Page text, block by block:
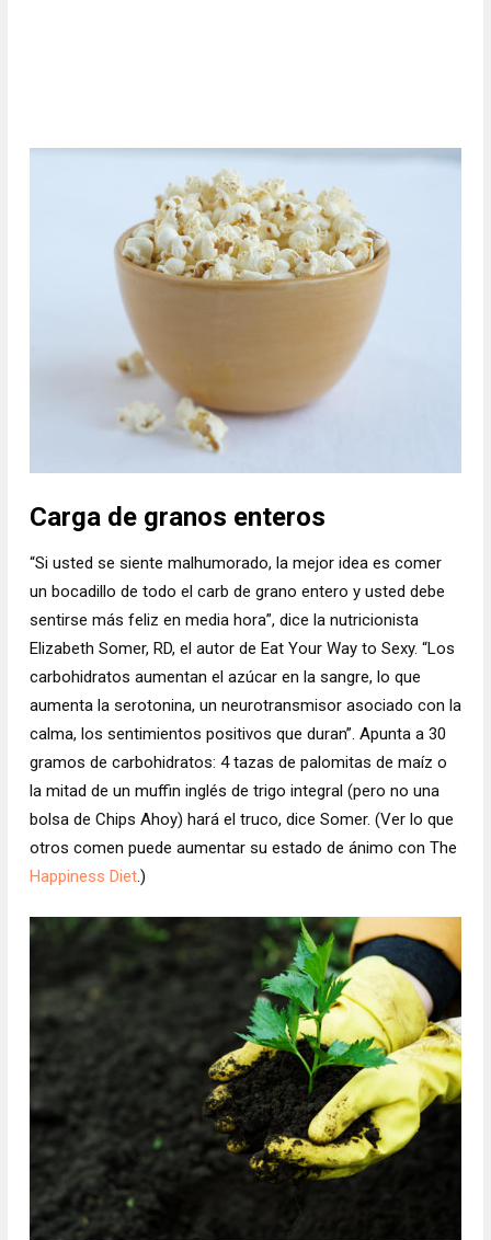
Carga de granos enteros
“Si usted se siente malhumorado, la mejor idea es comer
un bocadillo de todo el carb de grano entero y usted debe
sentirse más feliz en media hora”, dice la nutricionista
Elizabeth Somer, RD, el autor de Eat Your Way to Sexy. “Los
carbohidratos aumentan el azúcar en la sangre, lo que
aumenta la serotonina, un neurotransmisor asociado con la
calma, los sentimientos positivos que duran”. Apunta a 30
gramos de carbohidratos: 4 tazas de palomitas de maíz o
la mitad de un muffin inglés de trigo integral (pero no una
bolsa de Chips Ahoy) hará el truco, dice Somer. (Ver lo que
otros comen puede aumentar su estado de ánimo con The
Happiness Diet.)